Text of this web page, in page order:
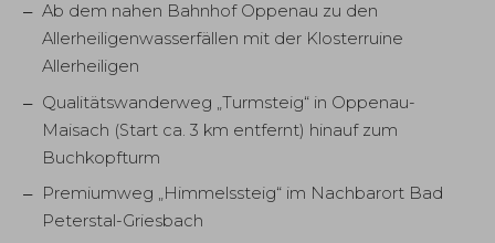
Ab dem nahen Bahnhof Oppenau zu den
Allerheiligenwasserfällen mit der Klosterruine
Allerheiligen
Qualitätswanderweg „Turmsteig“ in Oppenau-
Maisach (Start ca. 3 km entfernt) hinauf zum
Buchkopfturm
Premiumweg „Himmelssteig“ im Nachbarort Bad
Peterstal-Griesbach